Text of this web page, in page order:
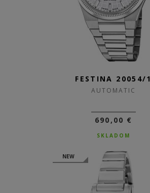
FESTINA 20054/1
AUTOMATIC
690,00 €
SKLADOM
NEW